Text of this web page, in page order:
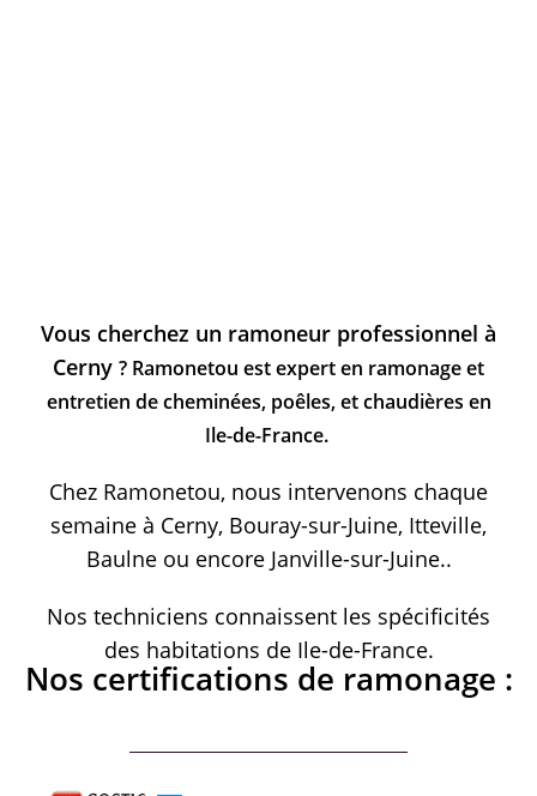
Vous cherchez un ramoneur professionnel à
Cerny ? Ramonetou est expert en ramonage et
entretien de cheminées, poêles, et chaudières en
Ile-de-France.
Chez Ramonetou, nous intervenons chaque
semaine à Cerny, Bouray-sur-Juine, Itteville,
Baulne ou encore Janville-sur-Juine..
Nos techniciens connaissent les spécificités
des habitations de Ile-de-France.
Nos certifications de ramonage :